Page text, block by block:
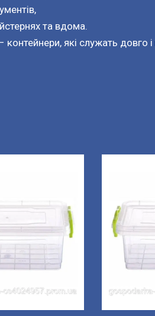
та вдома.
контейнери, які служать